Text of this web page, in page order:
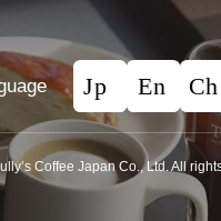
Coffee Japan Co., Ltd. All